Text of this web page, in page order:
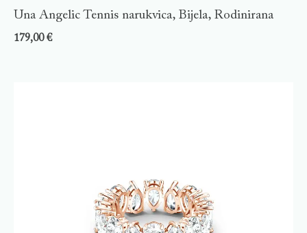
Una Angelic Tennis narukvica, Bijela, Rodinirana
179,00€